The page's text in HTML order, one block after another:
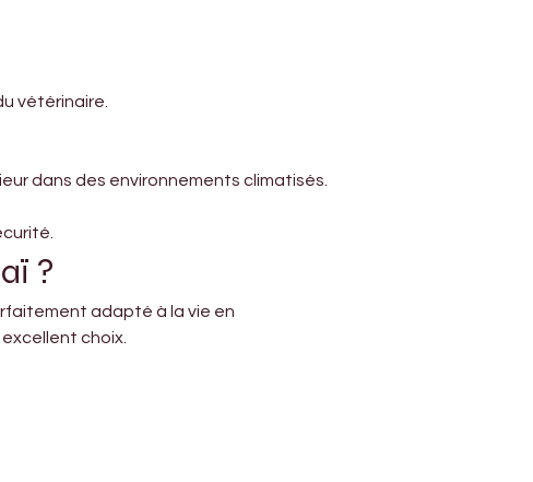
vétérinaire.
dans des environnements climatisés.
?
adapté à la vie en
choix.